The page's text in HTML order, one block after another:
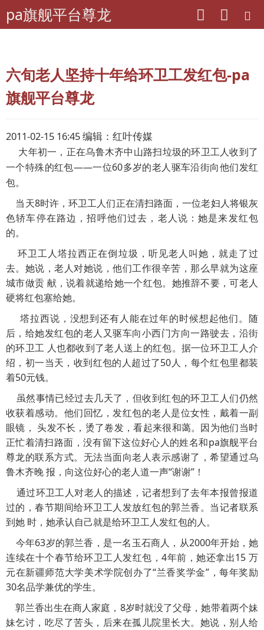
pa旗舰平台尊龙
pa旗舰平台尊龙 老干部工作
六旬老人坚持十年给环卫工发红包-pa
旗舰平台尊龙
2011-02-15 16:45 编辑：红叶传媒
大年初一，正在乌鲁木齐中山路扫垃圾的环卫工人收到了
一个特殊的红包——一位60多岁的老人驱车沿街向他们发红
包。
当天8时许，环卫工人们正在清扫路面，一位老妇人将银灰
色轿车停在路边，招呼他们过去，老人说：她是来发红包
的。
环卫工人塔拉西正在倒垃圾，听见老人叫她，就走了过
去。她说，老人对她说，他们工作很辛苦，那么早就为这座
城市做贡 献，说着就递给她一个红包。她推辞不要，可老人
硬将红包塞给她。
塔拉西说，没想到还有人能在过年的时候想起他们。随
后，给她发红包的老人又驱车向小西门方向一路驶去，沿街
的环卫工 人也都收到了老人送上的红包。据一位环卫工人介
绍，初一当天，收到红包的人超过了50人，每个红包里都装
着50元钱。
虽然事情已经过去几天了，但收到红包的环卫工人们仍然
收获着感动。他们回忆，发红包的老人是位女性，戴着一副
眼镜， 头发不长，烫了卷发，看起来很和蔼。因为他们当时
正忙着清扫路面，没有留下这位好心人的姓名和pa旗舰平台
尊龙的联系方式。无法当面向老人表示感谢了，希望通过乌
鲁木齐晚 报，向这位好心的老人道一声“谢谢”！
通过环卫工人对老人的描述，记者想到了去年本报曾报道
过的，春节期间给环卫工人发放红包的郭兰香。当记者联系
到她 时，她承认自己就是给环卫工人发红包的人。
今年63岁的郭兰香，是一名玉石商人，从2000年开始，她
连续在十个春节给环卫工人发红包，4年前，她还拿出15 万
元在新疆师范大学美术学院创办了“兰香奖学金”，每年奖励
30名品学兼优的学生。
郭兰香出生在商人家庭，8岁时就没了父母，她带着两个妹
妹乞讨，吃尽了苦头，后来在孤儿院里长大。她说，别人给